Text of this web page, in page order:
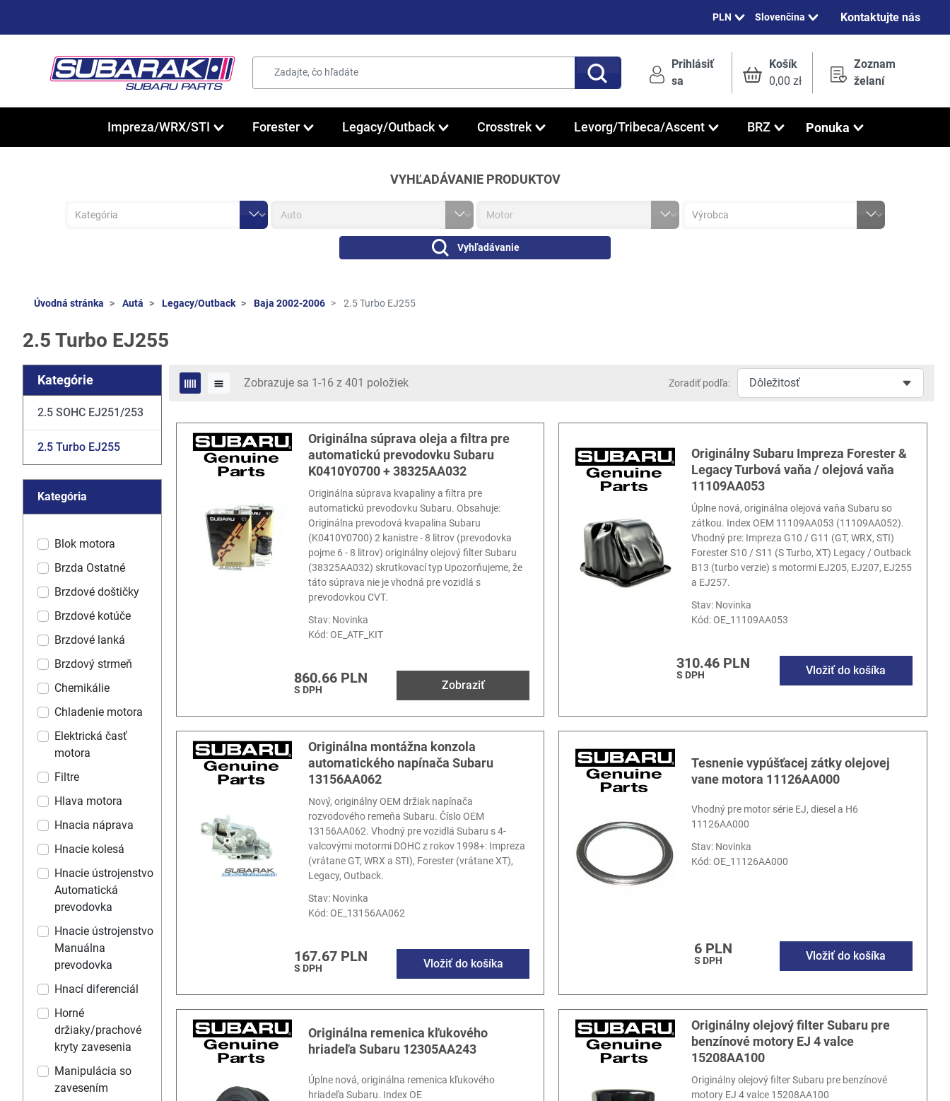
Slovenčina Kontaktujte nás
Prihlásiť
sa
Košík
0,00 zł
Zoznam
želaní
Impreza/WRX/STI Forester Legacy/Outback Crosstrek Levorg/Tribeca/Ascent BRZ Ponuka
VYHĽADÁVANIE PRODUKTOV
Vyhľadávanie
Úvodná stránka Autá Legacy/Outback Baja 2002-2006 2.5 Turbo EJ255
2.5 Turbo EJ255
Kategórie
2.5 SOHC EJ251/253
2.5 Turbo EJ255
Kategória
Blok motora
Brzda Ostatné
Brzdové doštičky
Brzdové kotúče
Brzdové lanká
Brzdový strmeň
Chemikálie
Chladenie motora
Elektrická časť
motora
Filtre
Hlava motora
Hnacia náprava
Hnacie kolesá
Hnacie ústrojenstvo
Automatická
prevodovka
Hnacie ústrojenstvo
Manuálna
prevodovka
Hnací diferenciál
Horné
držiaky/prachové
kryty zavesenia
Manipulácia so
zavesením
Zobrazuje sa 1-16 z 401 položiek Zoradiť podľa:
Originálna súprava oleja a filtra pre
automatickú prevodovku Subaru
K0410Y0700 + 38325AA032
Originálna súprava kvapaliny a filtra pre
automatickú prevodovku Subaru. Obsahuje:
Originálna prevodová kvapalina Subaru
(K0410Y0700) 2 kanistre - 8 litrov (prevodovka
pojme 6 - 8 litrov) originálny olejový filter Subaru
(38325AA032) skrutkovací typ Upozorňujeme, že
táto súprava nie je vhodná pre vozidlá s
prevodovkou CVT.
Stav: Novinka
Kód:OE_ATF_KIT
860.66 PLN
S DPH Zobraziť
Originálny Subaru Impreza Forester &
Legacy Turbová vaňa / olejová vaňa
11109AA053
Úplne nová, originálna olejová vaňa Subaru so
zátkou. Index OEM 11109AA053 (11109AA052).
Vhodný pre: Impreza G10 / G11 (GT, WRX, STI)
Forester S10 / S11 (S Turbo, XT) Legacy / Outback
B13 (turbo verzie) s motormi EJ205, EJ207, EJ255
a EJ257.
Stav: Novinka
Kód:OE_11109AA053
310.46 PLN
S DPH Vložiť do košíka
Originálna montážna konzola
automatického napínača Subaru
13156AA062
Nový, originálny OEM držiak napínača
rozvodového remeňa Subaru. Číslo OEM
13156AA062. Vhodný pre vozidlá Subaru s 4-
valcovými motormi DOHC z rokov 1998+: Impreza
(vrátane GT, WRX a STI), Forester (vrátane XT),
Legacy, Outback.
Stav: Novinka
Kód:OE_13156AA062
167.67 PLN
S DPH Vložiť do košíka
Tesnenie vypúšťacej zátky olejovej
vane motora 11126AA000
Vhodný pre motor série EJ, diesel a H6
11126AA000
Stav: Novinka
Kód:OE_11126AA000
6 PLN
S DPH Vložiť do košíka
Originálna remenica kľukového
hriadeľa Subaru 12305AA243
Úplne nová, originálna remenica kľukového
hriadeľa Subaru. Index OE
Originálny olejový filter Subaru pre
benzínové motory EJ 4 valce
15208AA100
Originálny olejový filter Subaru pre benzínové
motory EJ 4 valce 15208AA100